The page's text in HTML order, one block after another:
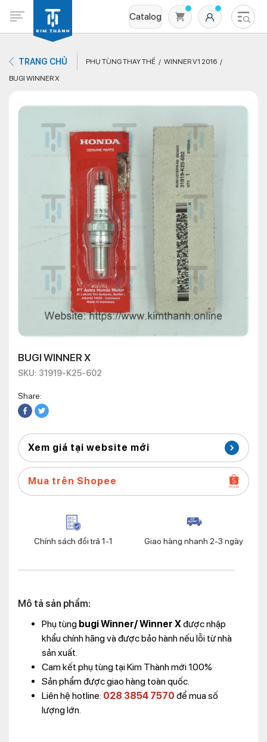
Catalog
Không có sản phẩm nào trong giỏ hàng
TRANG CHỦ PHỤ TÙNG THAY THẾ
WINNER V1 2016
BUGI WINNER X
BUGI WINNER X
SKU: 31919-K25-602
Share:
Xem giá tại website mới
Mua trên Shopee
Chính sách đổi trả 1-1 Giao hàng nhanh 2-3 ngày
Mô tả sản phẩm:
Phụ tùng bugi Winner/ Winner Xđược nhập
khẩu chính hãng và được bảo hành nếu lỗi từ nhà
sản xuất.
Cam kết phụ tùng tại Kim Thành mới 100%
Sản phẩm được giao hàng toàn quốc.
Liên hệ hotline: 028 3854 7570 để mua số
lượng lớn.